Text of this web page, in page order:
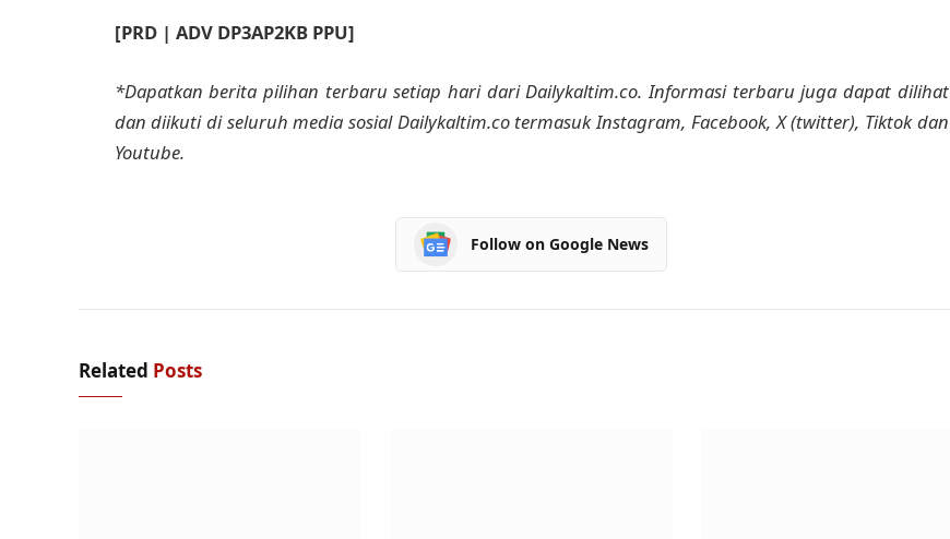
[PRD | ADV DP3AP2KB PPU]
*Dapatkan berita pilihan terbaru setiap hari dari Dailykaltim.co. Informasi terbaru juga dapat dilihat
dan diikuti di seluruh media sosial Dailykaltim.co termasuk Instagram, Facebook, X (twitter), Tiktok dan
Youtube.
Follow on Google News
Related Posts